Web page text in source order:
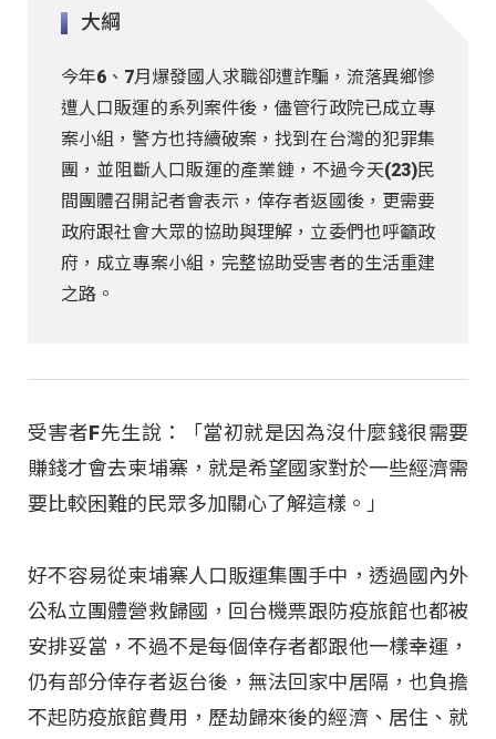
大綱
今年6、7月爆發國人求職卻遭詐騙，流落異鄉慘
遭人口販運的系列案件後，儘管行政院已成立專
案小組，警方也持續破案，找到在台灣的犯罪集
團，並阻斷人口販運的產業鏈，不過今天(23)民
間團體召開記者會表示，倖存者返國後，更需要
政府跟社會大眾的協助與理解，立委們也呼籲政
府，成立專案小組，完整協助受害者的生活重建
之路。
受害者F先生說：「當初就是因為沒什麼錢很需要
賺錢才會去柬埔寨，就是希望國家對於一些經濟需
要比較困難的民眾多加關心了解這樣。」
好不容易從柬埔寨人口販運集團手中，透過國內外
公私立團體營救歸國，回台機票跟防疫旅館也都被
安排妥當，不過不是每個倖存者都跟他一樣幸運，
仍有部分倖存者返台後，無法回家中居隔，也負擔
不起防疫旅館費用，歷劫歸來後的經濟、居住、就